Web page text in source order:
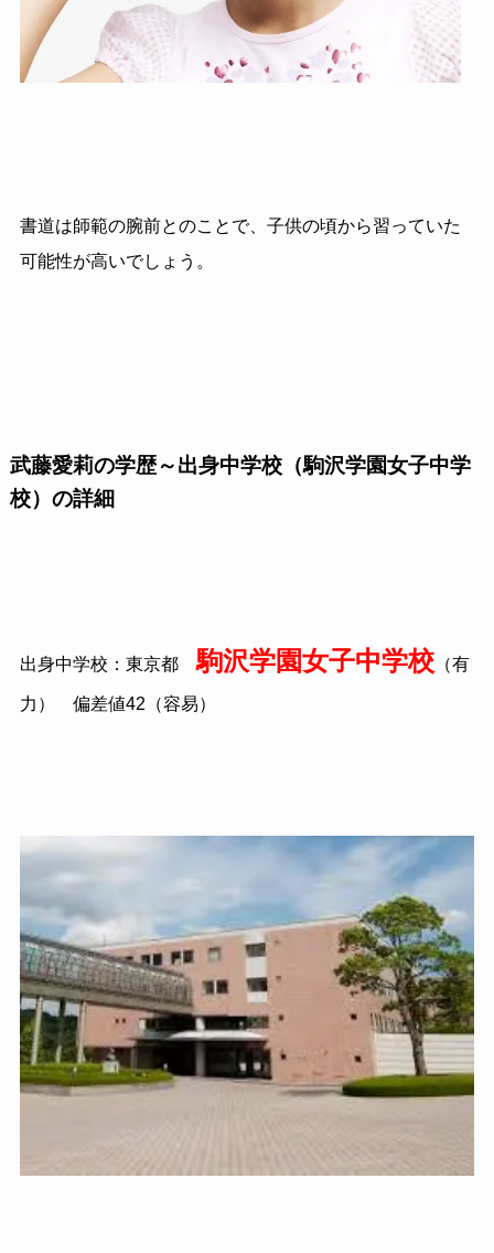
書道は師範の腕前とのことで、子供の頃から習っていた
可能性が高いでしょう。
武藤愛莉の学歴～出身中学校（駒沢学園女子中学
校）の詳細
出身中学校：東京都駒沢学園女子中学校（有
力） 偏差値42（容易）